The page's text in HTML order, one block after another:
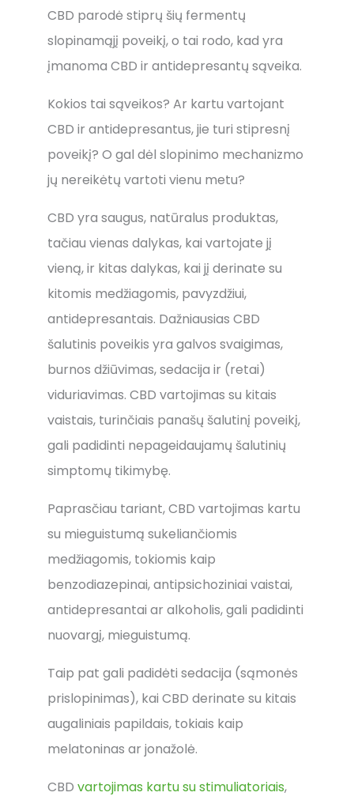
CBD parodė stiprų šių fermentų
slopinamąjį poveikį, o tai rodo, kad yra
įmanoma CBD ir antidepresantų sąveika.
Kokios tai sąveikos? Ar kartu vartojant
CBD ir antidepresantus, jie turi stipresnį
poveikį? O gal dėl slopinimo mechanizmo
jų nereikėtų vartoti vienu metu?
CBD yra saugus, natūralus produktas,
tačiau vienas dalykas, kai vartojate jį
vieną, ir kitas dalykas, kai jį derinate su
kitomis medžiagomis, pavyzdžiui,
antidepresantais. Dažniausias CBD
šalutinis poveikis yra galvos svaigimas,
burnos džiūvimas, sedacija ir (retai)
viduriavimas. CBD vartojimas su kitais
vaistais, turinčiais panašų šalutinį poveikį,
gali padidinti nepageidaujamų šalutinių
simptomų tikimybę.
Paprasčiau tariant, CBD vartojimas kartu
su mieguistumą sukeliančiomis
medžiagomis, tokiomis kaip
benzodiazepinai, antipsichoziniai vaistai,
antidepresantai ar alkoholis, gali padidinti
nuovargį, mieguistumą.
Taip pat gali padidėti sedacija (sąmonės
prislopinimas), kai CBD derinate su kitais
augaliniais papildais, tokiais kaip
melatoninas ar jonažolė.
CBD vartojimas kartu su stimuliatoriais,